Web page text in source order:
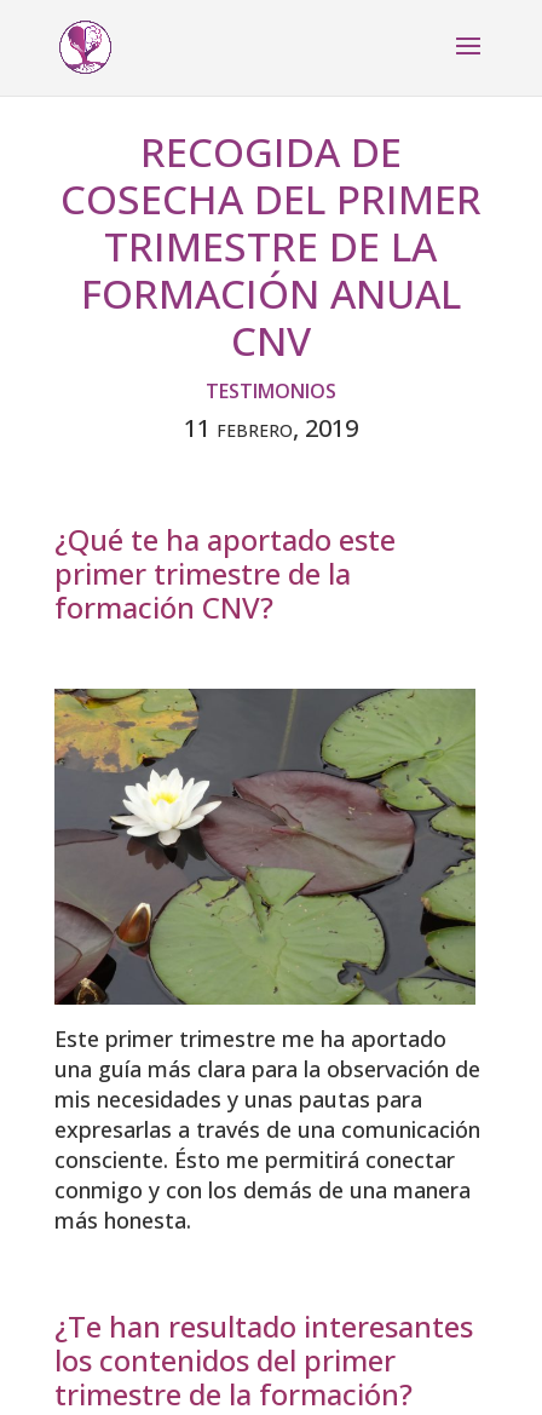
RECOGIDA DE
COSECHA DEL PRIMER
TRIMESTRE DE LA
FORMACIÓN ANUAL
CNV
TESTIMONIOS
11 febrero, 2019
¿Qué te ha aportado este
primer trimestre de la
formación CNV?
Este primer trimestre me ha aportado
una guía más clara para la observación de
mis necesidades y unas pautas para
expresarlas a través de una comunicación
consciente. Ésto me permitirá conectar
conmigo y con los demás de una manera
más honesta.
¿Te han resultado interesantes
los contenidos del primer
trimestre de la formación?